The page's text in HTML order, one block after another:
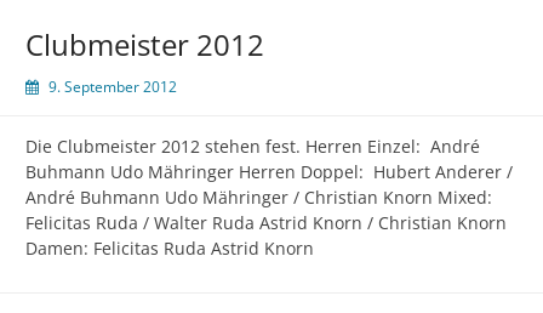
Clubmeister 2012
9. September 2012
Die Clubmeister 2012 stehen fest. Herren Einzel: André
Buhmann Udo Mähringer Herren Doppel: Hubert Anderer /
André Buhmann Udo Mähringer / Christian Knorn Mixed:
Felicitas Ruda / Walter Ruda Astrid Knorn / Christian Knorn
Damen: Felicitas Ruda Astrid Knorn